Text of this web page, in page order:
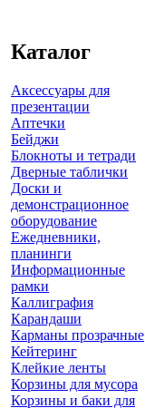
Каталог
Аксессуары для
презентации
Аптечки
Бейджи
Блокноты и тетради
Дверные таблички
Доски и
демонстрационное
оборудование
Ежедневники,
планинги
Информационные
рамки
Каллиграфия
Карандаши
Карманы прозрачные
Кейтеринг
Клейкие ленты
Корзины для мусора
Корзины и баки для